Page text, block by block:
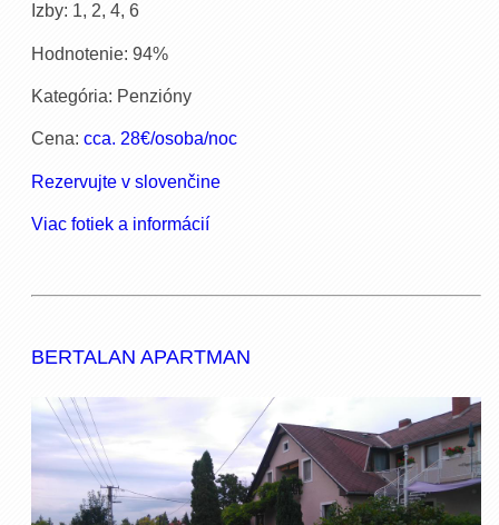
Izby: 1, 2, 4, 6
Hodnotenie: 94%
Kategória: Penzióny
Cena:cca. 28€/osoba/noc
Rezervujte v slovenčine
Viac fotiek a informácií
BERTALAN APARTMAN